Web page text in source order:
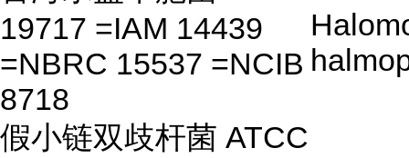
19717 =IAM 14439
=NBRC 15537 =NCIB
8718
假小链双歧杆菌 ATCC